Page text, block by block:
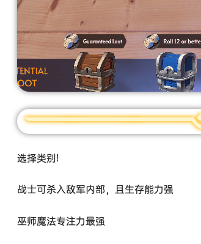
选择类别!
战士可杀入敌军内部，且生存能力强
巫师魔法专注力最强